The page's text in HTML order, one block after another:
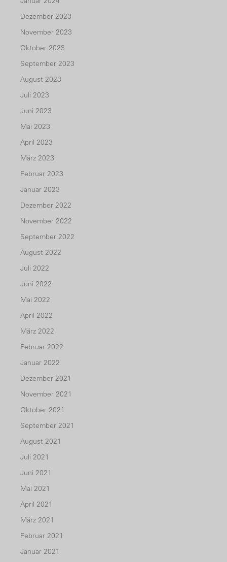
Dezember 2023
November 2023
Oktober 2023
September 2023
August 2023
Juli 2023
Juni 2023
Mai 2023
April 2023
März 2023
Februar 2023
Januar 2023
Dezember 2022
November 2022
September 2022
August 2022
Juli 2022
Juni 2022
Mai 2022
April 2022
März 2022
Februar 2022
Januar 2022
Dezember 2021
November 2021
Oktober 2021
September 2021
August 2021
Juli 2021
Juni 2021
Mai 2021
April 2021
März 2021
Februar 2021
Januar 2021